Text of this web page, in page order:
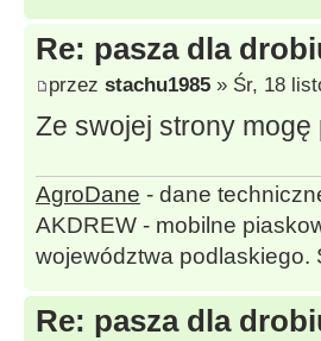
Re: pasza dla
przez stachu1985 » Śr, 18
Ze swojej strony
AgroDane - dane
AKDREW - mobilne
województwa podlaskiego.
Re: pasza dla